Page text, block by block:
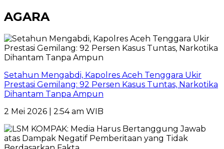
AGARA
Setahun Mengabdi, Kapolres Aceh Tenggara Ukir
Prestasi Gemilang: 92 Persen Kasus Tuntas, Narkotika
Dihantam Tanpa Ampun
2 Mei 2026 | 2:54 am WIB